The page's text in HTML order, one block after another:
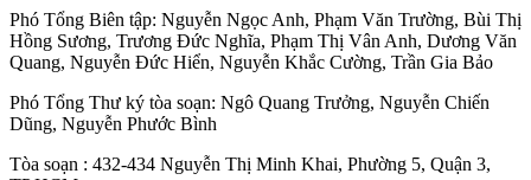
Phó Tổng Biên tập: Nguyễn Ngọc Anh, Phạm Văn Trường, Bùi Thị
Hồng Sương, Trương Đức Nghĩa, Phạm Thị Vân Anh, Dương Văn
Quang, Nguyễn Đức Hiển, Nguyễn Khắc Cường, Trần Gia Bảo
Phó Tổng Thư ký tòa soạn: Ngô Quang Trưởng, Nguyễn Chiến
Dũng, Nguyễn Phước Bình
Tòa soạn : 432-434 Nguyễn Thị Minh Khai, Phường 5, Quận 3,